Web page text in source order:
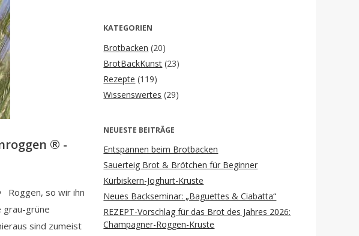
® -
Roggen, so wir ihn
grau-grüne
sind zumeist
KATEGORIEN
Brotbacken (20)
BrotBackKunst (23)
Rezepte (119)
Wissenswertes (29)
NEUESTE BEITRÄGE
Entspannen beim Brotbacken
Sauerteig Brot & Brötchen für Beginner
Kürbiskern-Joghurt-Kruste
Neues Backseminar: „Baguettes & Ciabatta“
REZEPT-Vorschlag für das Brot des Jahres 2026:
Champagner-Roggen-Kruste